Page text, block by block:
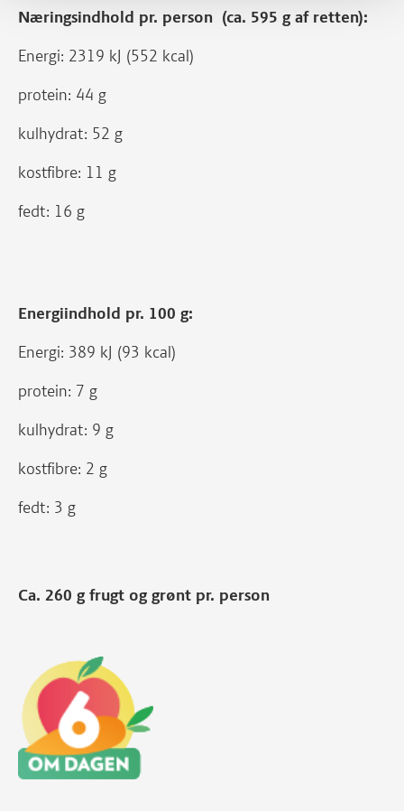
Næringsindhold pr. person (ca. 595 g af retten):
Energi: 2319 kJ (552 kcal)
protein: 44 g
kulhydrat: 52 g
kostfibre: 11 g
fedt: 16 g
Energiindhold pr. 100 g:
Energi: 389 kJ (93 kcal)
protein: 7 g
kulhydrat: 9 g
kostfibre: 2 g
fedt: 3 g
Ca. 260 g frugt og grønt pr. person